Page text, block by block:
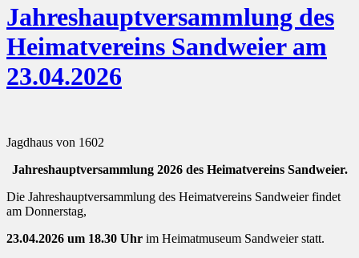
Jahreshauptversammlung des
Heimatvereins Sandweier am
23.04.2026
Jagdhaus von 1602
Jahreshauptversammlung 2026 des Heimatvereins Sandweier.
Die Jahreshauptversammlung des Heimatvereins Sandweier findet
am Donnerstag,
23.04.2026 um 18.30 Uhr im Heimatmuseum Sandweier statt.